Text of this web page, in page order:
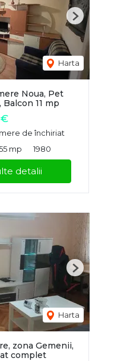
Harta
Next
Noua, Pet
11 mp
€
de închiriat
mp 1980
detalii
Harta
Next
zona Gemenii,
complet